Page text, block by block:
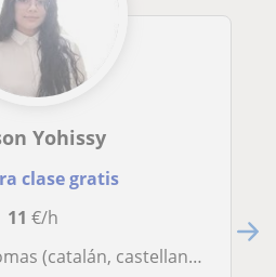
Yohissy
clase gratis
11 €/h
e inglés) que imparte clases a niños de todas las edades